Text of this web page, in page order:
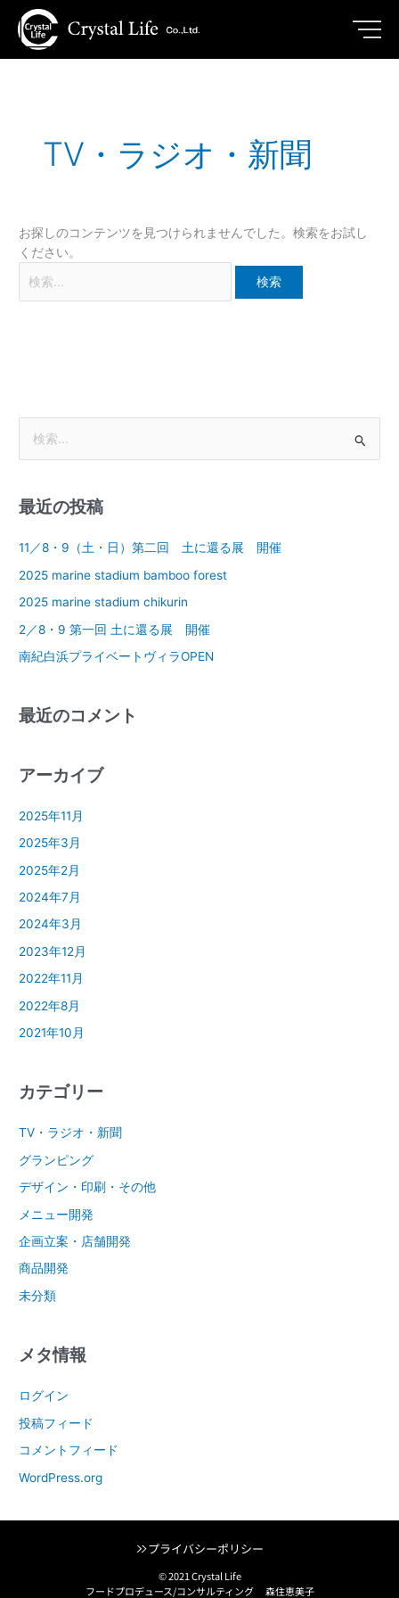
TV・ラジオ・新聞
お探しのコンテンツを見つけられませんでした。検索をお試し
ください。
検
索
対
象
最近の投稿
11／8・9（土・日）第二回 土に還る展 開催
2025 marine stadium bamboo forest
2025 marine stadium chikurin
2／8・9 第一回 土に還る展 開催
南紀白浜プライベートヴィラOPEN
最近のコメント
アーカイブ
2025年11月
2025年3月
2025年2月
2024年7月
2024年3月
2023年12月
2022年11月
2022年8月
2021年10月
カテゴリー
TV・ラジオ・新聞
グランピング
デザイン・印刷・その他
メニュー開発
企画立案・店舗開発
商品開発
未分類
メタ情報
ログイン
投稿フィード
コメントフィード
WordPress.org
プライバシーポリシー
© 2021 Crystal Life
フードプロデュース/コンサルティング 森住恵美子